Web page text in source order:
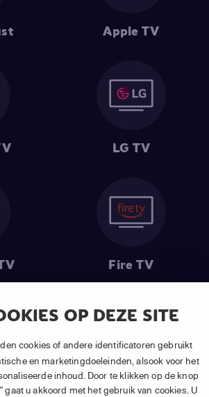
OP DEZE SITE
cookies of andere identificatoren gebruikt
en marketingdoeleinden, alsook voor het
inhoud. Door te klikken op de knop
gaat u akkoord met het gebruik van cookies. U
Apple TV
LG TV
Fire TV
gratis: Geldig op alle nieuwe abonnementen
APP TV Light, Basic of Plus.
Prijs abonnement : Incl. BTW.
is beschikbaar voorvolgende zendersafhankelijk